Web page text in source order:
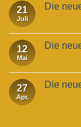
21
Juli
Die
12
Mai
Die
27
Apr.
Die